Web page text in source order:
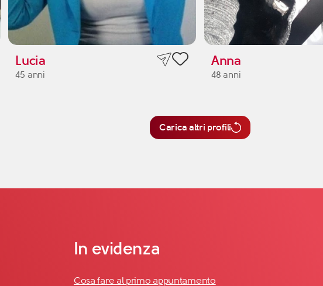
Lucia
45 anni
Anna
48 anni
Carica altri profili
In evidenza
Cosa fare al primo appuntamento